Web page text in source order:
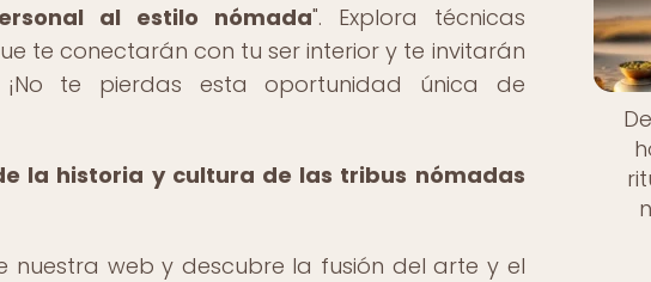
al estilo nómada". Explora técnicas
te conectarán con tu ser interior y te invitarán
te pierdas esta oportunidad única de
la historia y cultura de las tribus nómadas
nuestra web y descubre la fusión del arte y el